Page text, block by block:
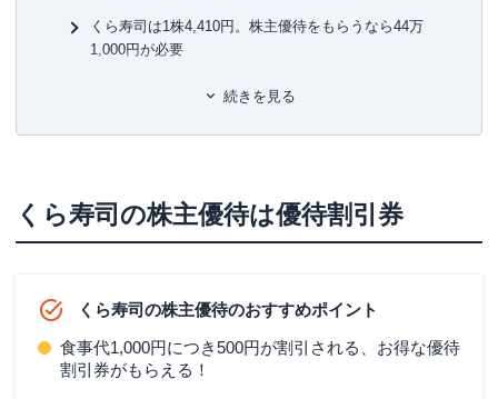
株で勝ち続けるための 上がる銘柄選び黄金ルール87
くら寿司は1株4,410円。株主優待をもらうなら44万
1,000円が必要
くら寿司の株を買うための証券口座を用意
くら寿司の株で配当金はもらえる？
くら寿司の株価はどこまで上がる？【2024年4月
くら寿司株の購入に関するよくある質問
くら寿司の株は100株でいくらですか？
続きを見る
くら寿司の株主優待は優待割引券
くら寿司の株主優待のおすすめポイント
食事代1,000円につき500円が割引される、お得な優待
割引券がもらえる！